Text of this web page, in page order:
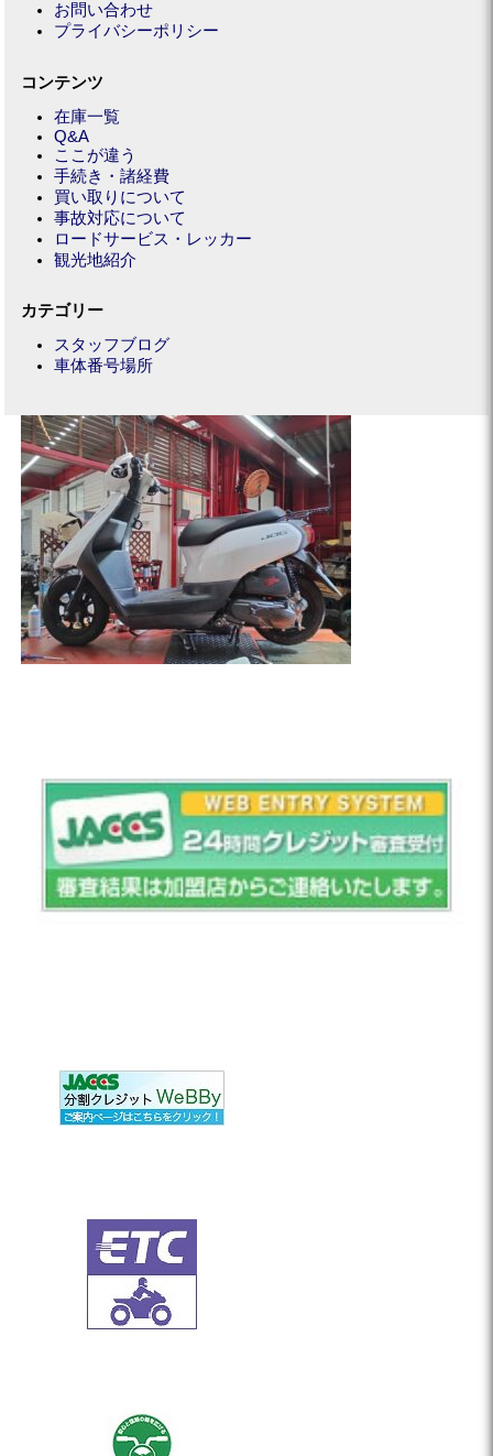
お問い合わせ
プライバシーポリシー
コンテンツ
在庫一覧
Q&A
ここが違う
手続き・諸経費
買い取りについて
事故対応について
ロードサービス・レッカー
観光地紹介
カテゴリー
スタッフブログ
車体番号場所